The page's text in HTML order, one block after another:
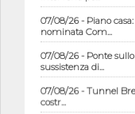
07/08/26 - Piano
nominata Com...
07/08/26 - Ponte
sussistenza di...
07/08/26 - Tunnel
costr...